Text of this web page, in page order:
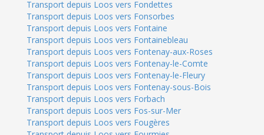
Transport depuis Loos vers Fondettes
Transport depuis Loos vers Fonsorbes
Transport depuis Loos vers Fontaine
Transport depuis Loos vers Fontainebleau
Transport depuis Loos vers Fontenay-aux-Roses
Transport depuis Loos vers Fontenay-le-Comte
Transport depuis Loos vers Fontenay-le-Fleury
Transport depuis Loos vers Fontenay-sous-Bois
Transport depuis Loos vers Forbach
Transport depuis Loos vers Fos-sur-Mer
Transport depuis Loos vers Fougères